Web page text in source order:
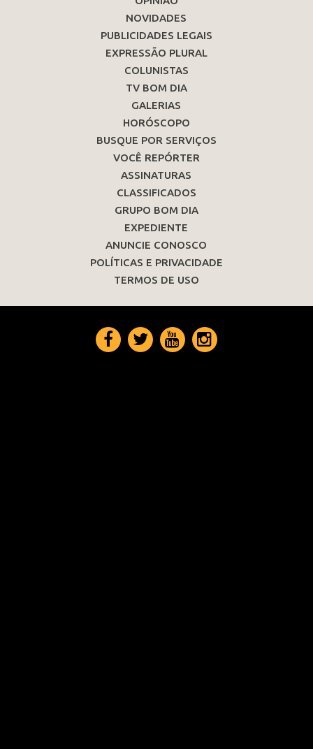
NOVIDADES
PUBLICIDADES LEGAIS
EXPRESSÃO PLURAL
COLUNISTAS
TV BOM DIA
GALERIAS
HORÓSCOPO
BUSQUE POR SERVIÇOS
VOCÊ REPÓRTER
ASSINATURAS
CLASSIFICADOS
GRUPO BOM DIA
EXPEDIENTE
ANUNCIE CONOSCO
POLÍTICAS E PRIVACIDADE
TERMOS DE USO